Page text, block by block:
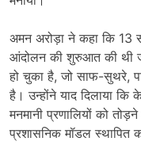
अमन अरोड़ा ने कहा कि 13
आंदोलन की शुरुआत की थी
हो चुका है, जो साफ-सुथरे,
है। उन्होंने याद दिलाया
मनमानी प्रणालियों को
प्रशासनिक मॉडल स्थापित